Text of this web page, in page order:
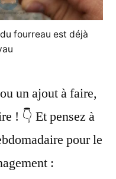
fourreau est déjà
un ajout à faire,
! 👇 Et pensez à
pour le
: